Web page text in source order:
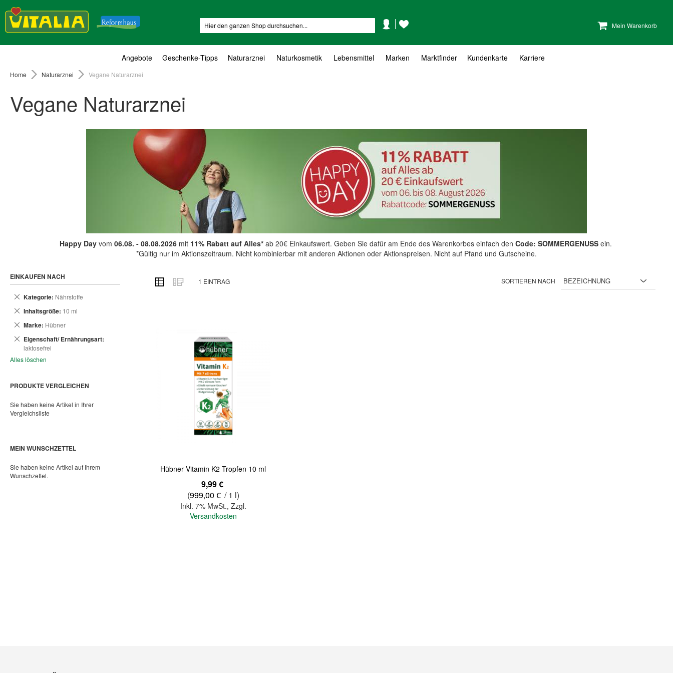
Mein Warenkorb
KontoWunschzettel
Angebote Geschenke-Tipps Naturarznei Naturkosmetik Lebensmittel Marken Marktfinder Kundenkarte Karriere
Home Naturarznei Vegane Naturarznei
Vegane Naturarznei
Happy Dayvom 06.08. - 08.08.2026mit 11% Rabatt auf Alles*ab 20€ Einkaufswert. Geben Sie dafür am Ende des Warenkorbes einfach den Code: SOMMERGENUSSein.
*Gültig nur im Aktionszeitraum. Nicht kombinierbar mit anderen Aktionen oder Aktionspreisen. Nicht auf Pfand und Gutscheine.
ANSICHT
ALS
Raster Liste
1 EINTRAG SORTIEREN NACH
Hübner Vitamin K2 Tropfen 10 ml
9,99 €
(999,00 € / 1 l)
Inkl. 7% MwSt., Zzgl.
Versandkosten
EINKAUFEN NACH
Kategorie Nährstoffe
Dies
Inhaltsgröße 10 ml
Dies
Marke Hübner
Dies
Eigenschaft/ Ernährungsart
laktosefrei
Dies
entfernen
Alles löschen
PRODUKTE VERGLEICHEN
Sie haben keine Artikel in Ihrer
Vergleichsliste
MEIN WUNSCHZETTEL
Sie haben keine Artikel auf Ihrem
Wunschzettel.